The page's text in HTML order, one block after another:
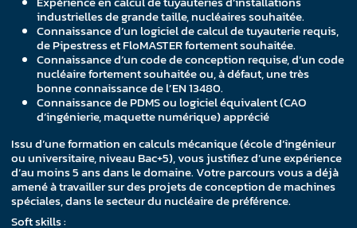
industrielles de grande taille, nucléaires souhaitée.
Connaissance d’un logiciel de calcul de tuyauterie requis,
de Pipestress et FloMASTER fortement souhaitée.
Connaissance d’un code de conception requise, d’un code
nucléaire fortement souhaitée ou, à défaut, une très
bonne connaissance de l’EN 13480.
Connaissance de PDMS ou logiciel équivalent (CAO
d’ingénierie, maquette numérique) apprécié
Issu d’une formation en calculs mécanique (école d’ingénieur
ou universitaire, niveau Bac+5), vous justifiez d’une expérience
d’au moins 5 ans dans le domaine. Votre parcours vous a déjà
amené à travailler sur des projets de conception de machines
spéciales, dans le secteur du nucléaire de préférence.
Soft skills :